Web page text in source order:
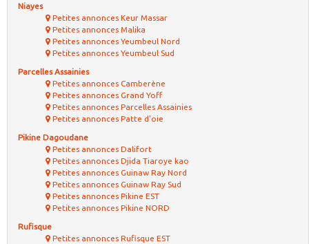
Niayes
Petites annonces Keur Massar
Petites annonces Malika
Petites annonces Yeumbeul Nord
Petites annonces Yeumbeul Sud
Parcelles Assainies
Petites annonces Camberène
Petites annonces Grand Yoff
Petites annonces Parcelles Assainies
Petites annonces Patte d'oie
Pikine Dagoudane
Petites annonces Dalifort
Petites annonces Djida Tiaroye kao
Petites annonces Guinaw Ray Nord
Petites annonces Guinaw Ray Sud
Petites annonces Pikine EST
Petites annonces Pikine NORD
Rufisque
Petites annonces Rufisque EST